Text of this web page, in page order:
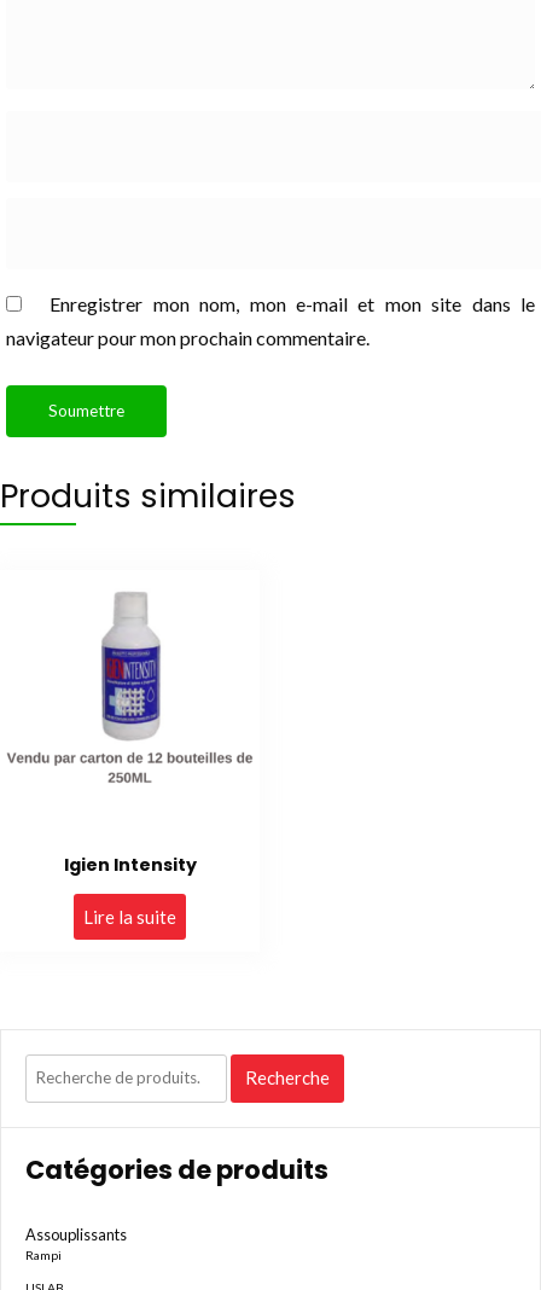
Enregistrer mon nom, mon e-mail et mon site dans le
navigateur pour mon prochain commentaire.
Produits similaires
Igien Intensity
Lire la suite
Recherche
pour :
Recherche
Catégories de produits
Assouplissants
Rampi